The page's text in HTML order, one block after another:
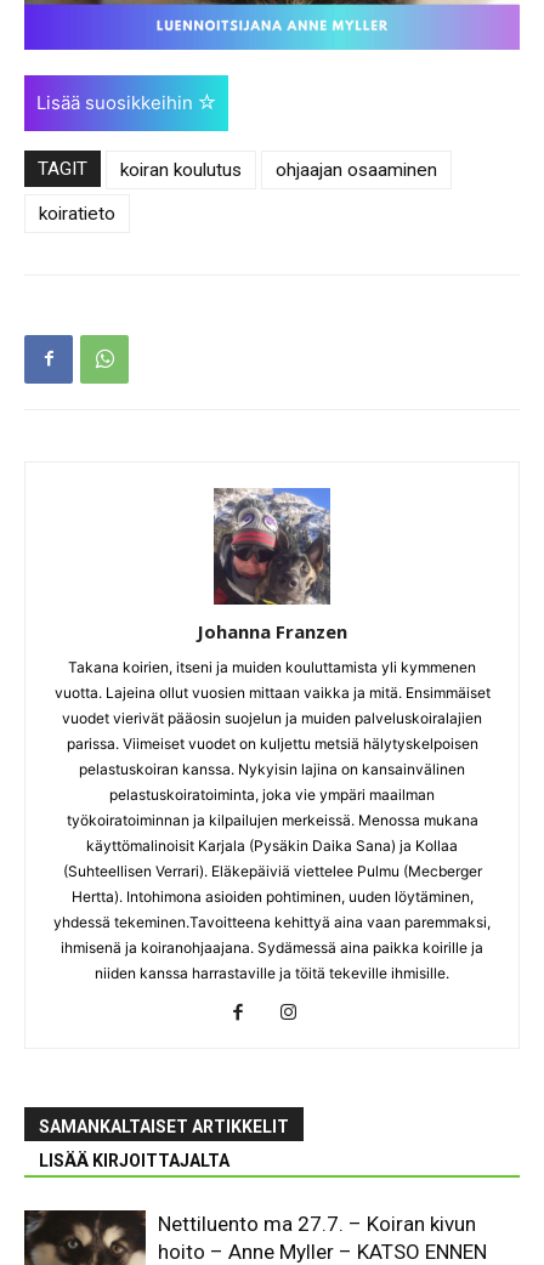
Lisää suosikkeihin
TAGIT koiran koulutus
ohjaajan osaaminen
koiratieto
Johanna Franzen
Takana koirien, itseni ja muiden kouluttamista yli kymmenen
vuotta. Lajeina ollut vuosien mittaan vaikka ja mitä. Ensimmäiset
vuodet vierivät pääosin suojelun ja muiden palveluskoiralajien
parissa. Viimeiset vuodet on kuljettu metsiä hälytyskelpoisen
pelastuskoiran kanssa. Nykyisin lajina on kansainvälinen
pelastuskoiratoiminta, joka vie ympäri maailman
työkoiratoiminnan ja kilpailujen merkeissä. Menossa mukana
käyttömalinoisit Karjala (Pysäkin Daika Sana) ja Kollaa
(Suhteellisen Verrari). Eläkepäiviä viettelee Pulmu (Mecberger
Hertta). Intohimona asioiden pohtiminen, uuden löytäminen,
yhdessä tekeminen.Tavoitteena kehittyä aina vaan paremmaksi,
ihmisenä ja koiranohjaajana. Sydämessä aina paikka koirille ja
niiden kanssa harrastaville ja töitä tekeville ihmisille.
SAMANKALTAISET ARTIKKELIT
LISÄÄ KIRJOITTAJALTA
Nettiluento ma 27.7. – Koiran kivun
hoito – Anne Myller – KATSO ENNEN